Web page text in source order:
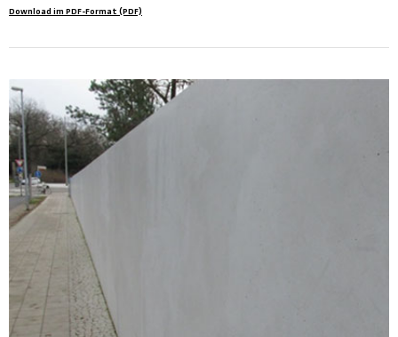
Download im PDF-Format (PDF)